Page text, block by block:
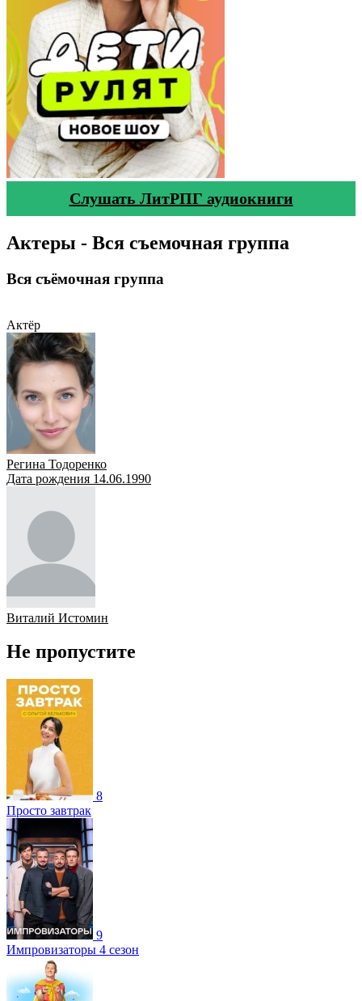
Слушать ЛитРПГ аудиокниги
Актеры - Вся съемочная группа
Вся съёмочная группа
Актёр
Регина Тодоренко
Дата рождения 14.06.1990
Виталий Истомин
Не пропустите
8
Просто завтрак
9
Импровизаторы 4 сезон